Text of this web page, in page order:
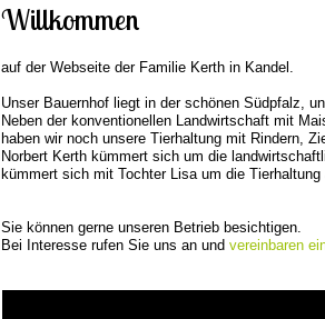
Willkommen
auf der Webseite der Familie Kerth in Kandel.
Unser Bauernhof liegt in der schönen Südpfalz,
Neben der konventionellen Landwirtschaft mit
haben wir noch unsere Tierhaltung mit Rindern,
Norbert Kerth kümmert sich um die
kümmert sich mit Tochter Lisa um die Tierhaltung
Sie können gerne unseren Betrieb besichtigen.
Bei Interesse rufen Sie uns an und vereinbaren